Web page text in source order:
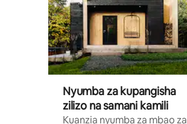
Nyumba za kupangisha
zilizo na samani kamili
Kuanzia nyumba za mbao za